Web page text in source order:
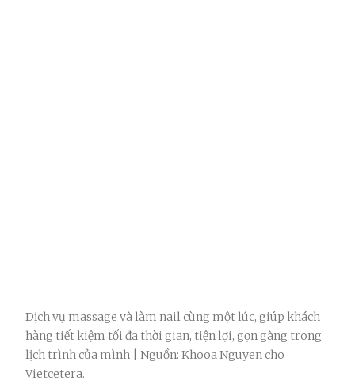
Dịch vụ massage và làm nail cùng một lúc, giúp khách
hàng tiết kiệm tối đa thời gian, tiện lợi, gọn gàng trong
lịch trình của mình | Nguồn: Khooa Nguyen cho
Vietcetera.